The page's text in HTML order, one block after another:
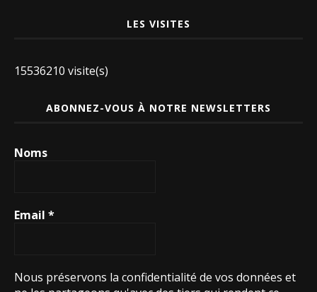
LES VISITES
15536210 visite(s)
ABONNEZ-VOUS À NOTRE NEWSLETTERS
Noms
Email *
Nous préservons la confidentialité de vos données et